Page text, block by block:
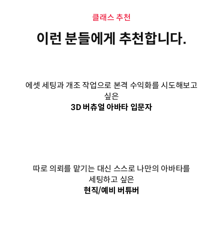
클래스 추천
이런 분들에게 추천합니다.
에셋 세팅과 개조 작업으로 본격 수익화를 시도해보고
싶은
3D 버츄얼 아바타 입문자
따로 의뢰를 맡기는 대신 스스로 나만의 아바타를
세팅하고 싶은
현직/예비 버튜버